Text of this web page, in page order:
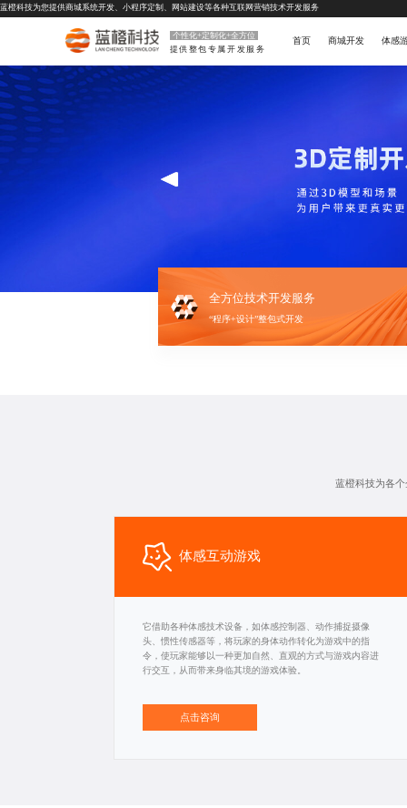
蓝橙科技为您提供商城系统开发、 小程序定制 、 网站建设等各种互联网营销技术开发服务
个性化+定制化+全方位
提供整包专属开发服务
首页 商城开发 体感
全方位技术开发服务
“程序+设计”整包式开发
蓝橙科技为各
体感互动游戏
它借助各种体感技术设备，如体感控制器、动作捕捉摄像
头、惯性传感器等，将玩家的身体动作转化为游戏中的指
令，使玩家能够以一种更加自然、直观的方式与游戏内容进
行交互，从而带来身临其境的游戏体验。
点击咨询